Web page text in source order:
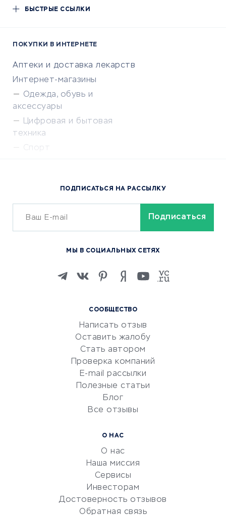
БЫСТРЫЕ ССЫЛКИ
ПОКУПКИ В ИНТЕРНЕТЕ
Аптеки и доставка лекарств
Интернет-магазины
Одежда, обувь и
аксессуары
Цифровая и бытовая
техника
Спорт
Сервисы доставки
ОБУЧЕНИЕ И РАБОТА
Изучение иностранных
Маркетинг и продажи
Репетиторство
Красота и здоровье
Сервисы по поиску работы
Сетевой маркетинг
УСЛУГИ ДЛЯ БИЗНЕСА
документооборот
СООБЩЕСТВО
Написать отзыв
Оставить жалобу
Стать автором
Проверка компаний
E-mail рассылки
Полезные статьи
Блог
Все отзывы
О НАС
О нас
Наша миссия
Сервисы
Инвесторам
Достоверность отзывов
Обратная связь
ПОДПИСАТЬСЯ НА РАССЫЛКУ
МЫ В СОЦИАЛЬНЫХ СЕТЯХ